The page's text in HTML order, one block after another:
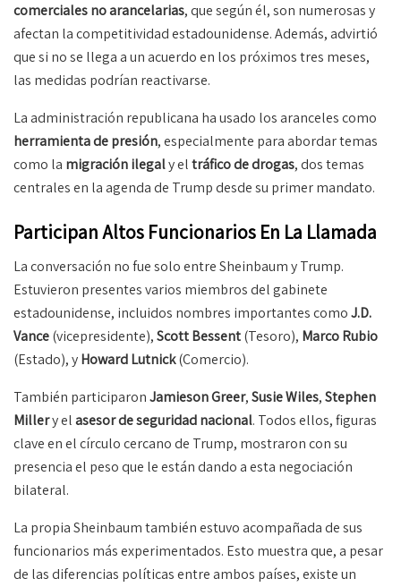
comerciales no arancelarias, que según él, son numerosas y
afectan la competitividad estadounidense. Además, advirtió
que si no se llega a un acuerdo en los próximos tres meses,
las medidas podrían reactivarse.
La administración republicana ha usado los aranceles como
herramienta de presión, especialmente para abordar temas
como la migración ilegaly eltráfico de drogas, dos temas
centrales en la agenda de Trump desde su primer mandato.
Participan Altos Funcionarios En La Llamada
La conversación no fue solo entre Sheinbaum y Trump.
Estuvieron presentes varios miembros del gabinete
estadounidense, incluidos nombres importantes comoJ.D.
Vance(vicepresidente),Scott Bessent(Tesoro), Marco Rubio
(Estado), yHoward Lutnick(Comercio).
También participaronJamieson Greer,Susie Wiles,Stephen
Millery elasesor de seguridad nacional. Todos ellos, figuras
clave en el círculo cercano de Trump, mostraron con su
presencia el peso que le están dando a esta negociación
bilateral.
La propia Sheinbaum también estuvo acompañada de sus
funcionarios más experimentados. Esto muestra que, a pesar
de las diferencias políticas entre ambos países, existe un